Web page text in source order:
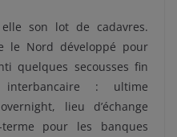
son lot de cadavres.
le Nord développé pour
quelques secousses fin
: ultime
lieu d’échange
pour les banques